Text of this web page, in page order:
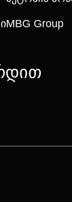
MBG Group